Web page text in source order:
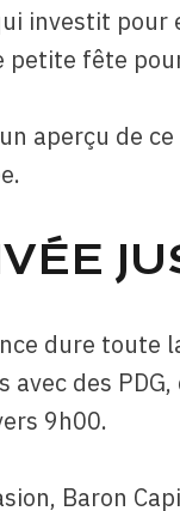
investit pour
petite fête
aperçu de
dure toute
avec des
9h00.
Baron